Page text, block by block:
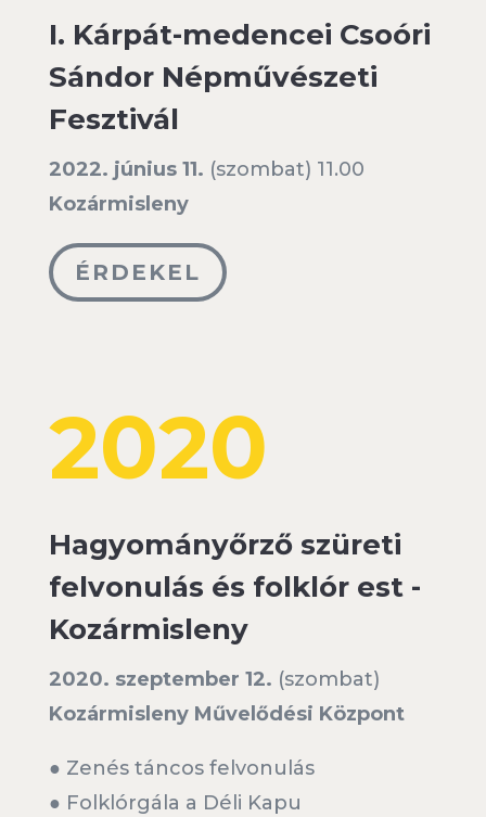
I. Kárpát-medencei Csoóri
Sándor Népművészeti
Fesztivál
2022. június 11. (szombat) 11.00
Kozármisleny
ÉRDEKEL
2020
Hagyományőrző szüreti
felvonulás és folklór est -
Kozármisleny
2020. szeptember 12. (szombat)
Kozármisleny Művelődési Központ
● Zenés táncos felvonulás
● Folklórgála a Déli Kapu